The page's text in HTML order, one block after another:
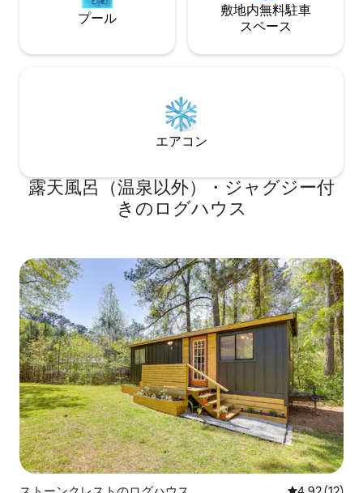
プール
敷地内無料駐⁠車
ス⁠ペ⁠ー⁠ス
エアコン
露天風呂（温泉以外）・ジャグジー付
きのログハウス